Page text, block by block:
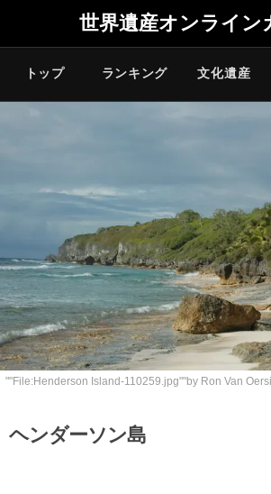
世界遺産オンライン
トップ ランキング 文化遺産
""File:Henderson Island-110259.jpg""by Ron Van
ヘンダーソン島